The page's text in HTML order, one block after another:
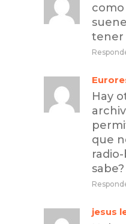
como
tener
Hay
que
sabe?
jesus